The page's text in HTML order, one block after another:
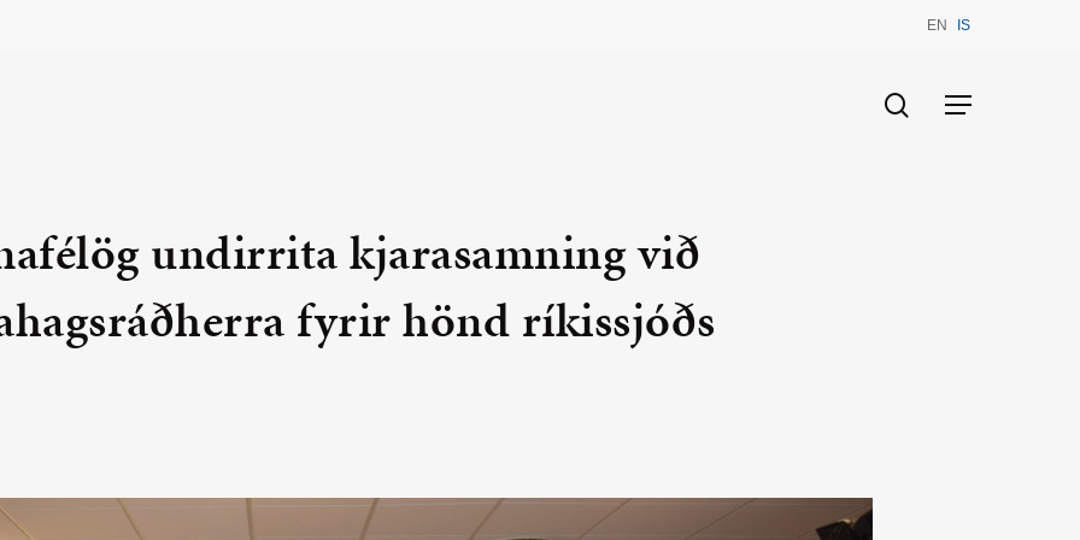
EN IS
search
Menu
undirrita kjarasamning við
fyrir hönd ríkissjóðs